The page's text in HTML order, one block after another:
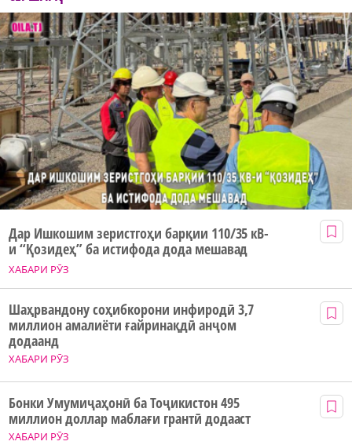
ХАБАРИ РӮЗ
Дар Ишкошим зеристгоҳи барқии 110/35 кВ-
и “Қозидеҳ” ба истифода дода мешавад
ХАБАРИ РӮЗ
Шаҳрвандону соҳибкорони инфиродӣ 3,7
миллион амалиёти ғайринақдӣ анҷом
додаанд
ХАБАРИ РӮЗ
Бонки Умумиҷаҳонӣ ба Тоҷикистон 495
миллион доллар маблағи грантӣ додааст